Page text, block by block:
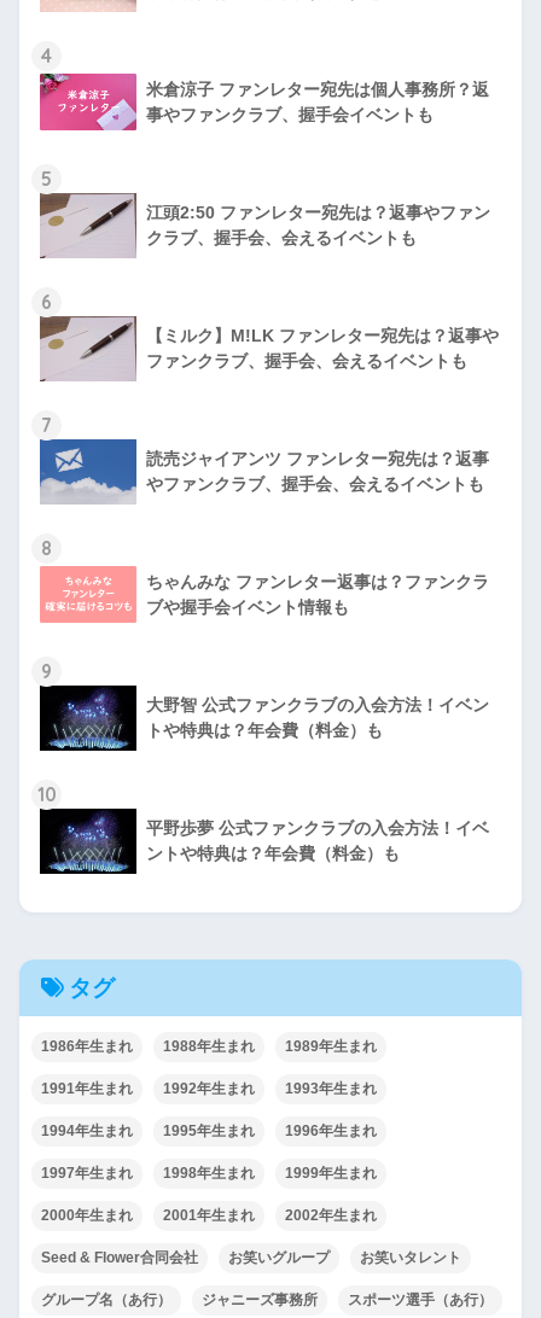
4
米倉涼子 ファンレター宛先は個人事務所？返
事やファンクラブ、握手会イベントも
5
江頭2:50 ファンレター宛先は？返事やファン
クラブ、握手会、会えるイベントも
6
【ミルク】M!LK ファンレター宛先は？返事や
ファンクラブ、握手会、会えるイベントも
7
読売ジャイアンツ ファンレター宛先は？返事
やファンクラブ、握手会、会えるイベントも
8
ちゃんみな ファンレター返事は？ファンクラ
ブや握手会イベント情報も
9
大野智 公式ファンクラブの入会方法！イベン
トや特典は？年会費（料金）も
10
平野歩夢 公式ファンクラブの入会方法！イベ
ントや特典は？年会費（料金）も
タグ
1986年生まれ 1988年生まれ 1989年生まれ
1991年生まれ 1992年生まれ 1993年生まれ
1994年生まれ 1995年生まれ 1996年生まれ
1997年生まれ 1998年生まれ 1999年生まれ
2000年生まれ 2001年生まれ 2002年生まれ
Seed & Flower合同会社 お笑いグループ お笑いタレント
グループ名（あ行） ジャニーズ事務所 スポーツ選手（あ行）